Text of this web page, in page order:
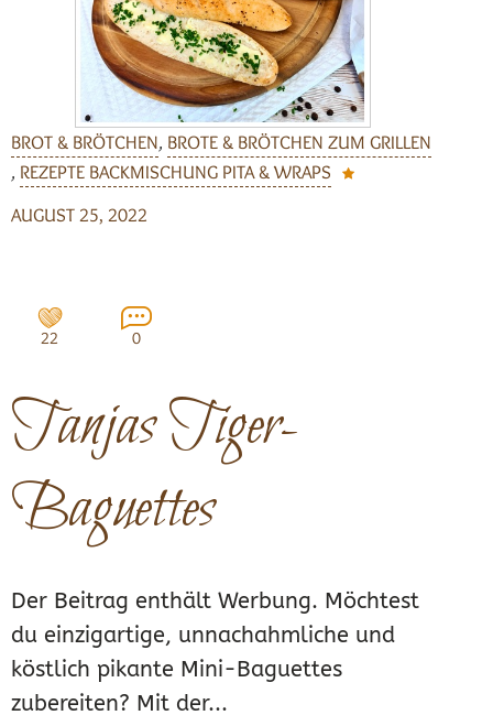
BROT & BRÖTCHEN, BROTE & BRÖTCHEN ZUM GRILLEN
, REZEPTE BACKMISCHUNG PITA & WRAPS
AUGUST 25, 2022
22 0
Tanjas Tiger-
Baguettes
Der Beitrag enthält Werbung. Möchtest
du einzigartige, unnachahmliche und
köstlich pikante Mini-Baguettes
zubereiten? Mit der...